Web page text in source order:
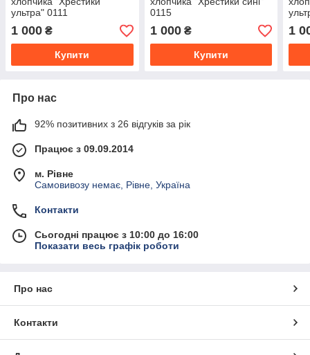
ультра" 0111
1 000 ₴
Купити
0115
1 000₴
Купити
1
Про нас
92% позитивних з 26 відгуків за рік
Працює з 09.09.2014
м. Рівне
Самовивозу немає, Рівне, Україна
Контакти
Сьогодні працює з 10:00 до 16:00
Показати весь графік роботи
Про нас
Контакти